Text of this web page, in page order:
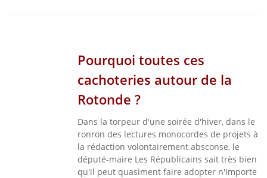
Pourquoi toutes ces
cachoteries autour de la
Rotonde ?
Dans la torpeur d'une soirée d'hiver, dans le
ronron des lectures monocordes de projets à
la rédaction volontairement absconse, le
député-maire Les Républicains sait très bien
qu'il peut quasiment faire adopter n'importe